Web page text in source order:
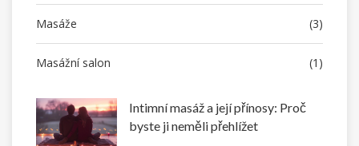
Masáže (3)
Masážní salon (1)
Intimní masáž a její přínosy: Proč
byste ji neměli přehlížet